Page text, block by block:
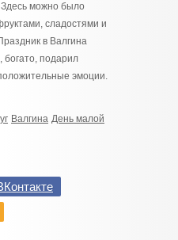
можно было
сладостями и
в Валгина
подарил
эмоции.
Валгина День малой